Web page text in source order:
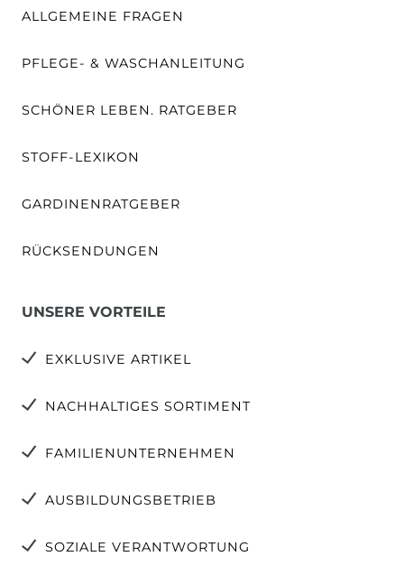
ALLGEMEINE FRAGEN
PFLEGE- & WASCHANLEITUNG
SCHÖNER LEBEN. RATGEBER
STOFF-LEXIKON
GARDINENRATGEBER
RÜCKSENDUNGEN
UNSERE VORTEILE
EXKLUSIVE ARTIKEL
NACHHALTIGES SORTIMENT
FAMILIENUNTERNEHMEN
AUSBILDUNGSBETRIEB
SOZIALE VERANTWORTUNG